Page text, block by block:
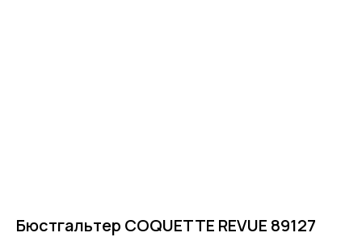
Бюстгальтер COQUETTE REVUE 89127